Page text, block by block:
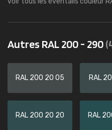
Autres RAL 200 - 290
RAL 200 20 05 RAL
RAL 200 20 20 RAL